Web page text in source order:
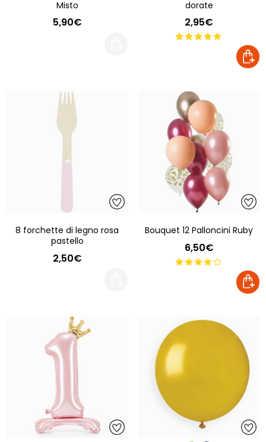
Misto
5,90€
dorate
2,95€
8 forchette di legno rosa
pastello
2,50€
Bouquet 12 Palloncini Ruby
6,50€